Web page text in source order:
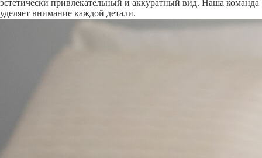
эстетически привлекательный и аккуратный вид. Наша команда
уделяет внимание каждой детали.